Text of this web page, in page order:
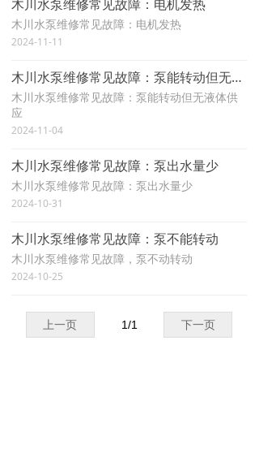
木川水泵维修常见故障：电机发热
木川水泵维修常见故障：电机发热
2024-11-11
木川水泵维修常见故障：泵能转动但无液体供应
木川水泵维修常见故障：泵能转动但无液体供
应
2024-11-04
木川水泵维修常见故障：泵出水量少
木川水泵维修常见故障：泵出水量少
2024-10-31
木川水泵维修常见故障：泵不能转动
木川水泵维修常见故障，泵不动转动
2024-10-25
上一页 下一页
1/1